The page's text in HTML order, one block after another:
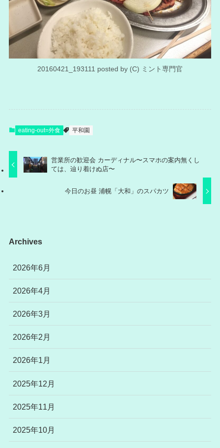
20160421_193111 posted by (C) ミント専門官
eating-out=外食 平和園
営業所の歓迎会 カーディナル〜スマホの案内無くし
ては、辿り着けぬ店〜
今日のお昼 浦幌「大和」のスパカツ
Archives
2026年6月
2026年4月
2026年3月
2026年2月
2026年1月
2025年12月
2025年11月
2025年10月